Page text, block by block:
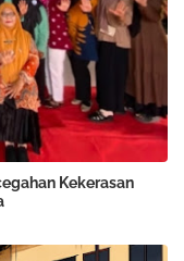
Kekerasan